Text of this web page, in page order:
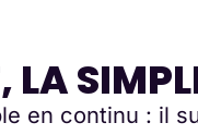
LA
en continu : il